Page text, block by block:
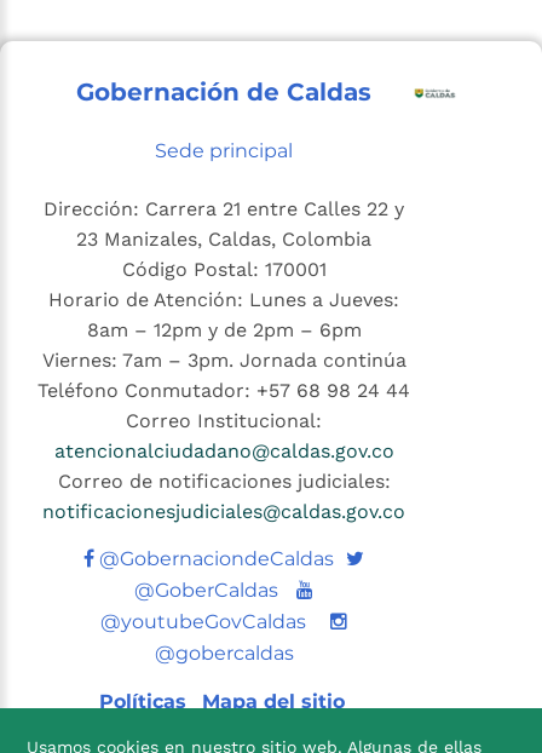
Gobernación de Caldas
Sede principal
Dirección: Carrera 21 entre Calles 22 y
23 Manizales, Caldas, Colombia
Código Postal: 170001
Horario de Atención: Lunes a Jueves:
8am – 12pm y de 2pm – 6pm
Viernes: 7am – 3pm. Jornada continúa
Teléfono Conmutador: +57 68 98 24 44
Correo Institucional:
atencionalciudadano@caldas.gov.co
Correo de notificaciones judiciales:
notificacionesjudiciales@caldas.gov.co
@GobernaciondeCaldas Twitter
@GoberCaldas
Youtube
@youtubeGovCaldas
@gobercaldas
Políticas Mapa del sitio
Usamos cookies en nuestro sitio web. Algunas de ellas